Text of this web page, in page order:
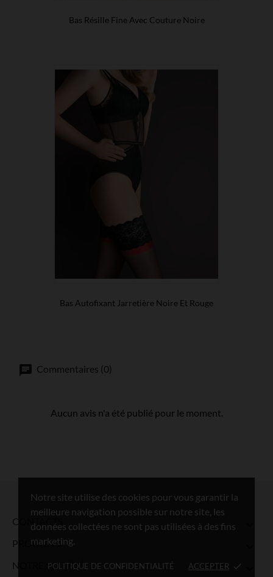
Notre site utilise des cookies pour vous garantir la
meilleure navigation possible sur notre site, les
données collectées ne sont pas utilisées à des fins
marketing.
POLITIQUE DE CONFIDENTIALITÉ ACCEPTER done
Bas Résille Fine Avec Couture Noire
Bas Autofixant Jarretière Noire Et Rouge
Commentaires (0)
Aucun avis n'a été publié pour le moment.
CONTACTS
PRODUITS
NOTRE SOCIÉTÉ